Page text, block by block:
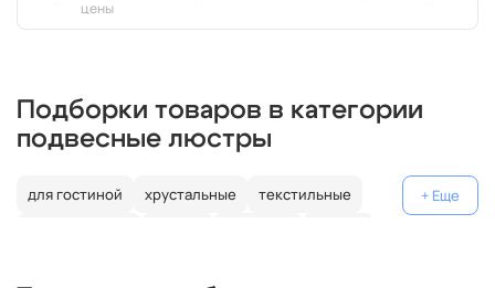
Подборки товаров в категории
подвесные люстры
для гостиной хрустальные
текстильные